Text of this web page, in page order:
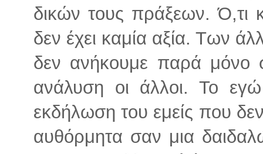
δικών τους πράξεων. Ό,τι
δεν έχει καμία αξία. Των
δεν ανήκουμε παρά μόνο
ανάλυση οι άλλοι. Το
εκδήλωση του εμείς που
αυθόρμητα σαν μια